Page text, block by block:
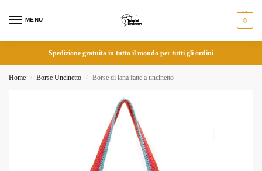
MENU 0
Spedizione gratuita in tutto il mondo per tutti gli ordini
Home / Borse Uncinetto / Borse di lana fatte a uncinetto